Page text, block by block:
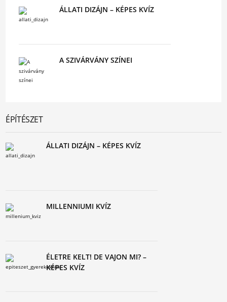
ÁLLATI DIZÁJN – KÉPES KVÍZ
A SZIVÁRVÁNY SZÍNEI
ÉPÍTÉSZET
ÁLLATI DIZÁJN – KÉPES KVÍZ
MILLENNIUMI KVÍZ
ÉLETRE KELT! DE VAJON MI? –
KÉPES KVÍZ